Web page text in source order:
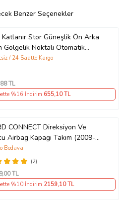
Benzer Seçenekler
Stor Güneşlik Ön Arka
Gölgelik Noktalı Otomatik
Güneş Koruyucu Araba Suv
/ 24 Saatte Kargo
TL
%16 İndirim 655,10 TL
CONNECT Direksiyon Ve
Airbag Kapagı Takım (2009-
İthal Üretim
(2)
Bedava
,00 TL
%10 İndirim 2159,10 TL